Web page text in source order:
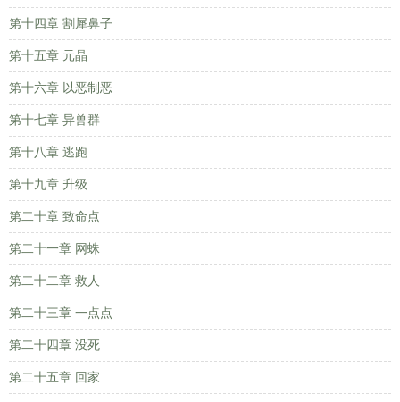
第十四章 割犀鼻子
第十五章 元晶
第十六章 以恶制恶
第十七章 异兽群
第十八章 逃跑
第十九章 升级
第二十章 致命点
第二十一章 网蛛
第二十二章 救人
第二十三章 一点点
第二十四章 没死
第二十五章 回家